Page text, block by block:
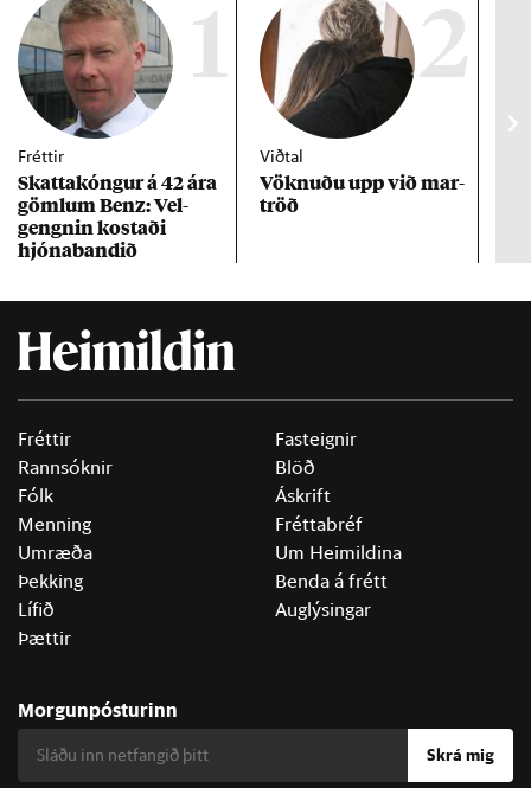
1
Fréttir
Skattakóng­ur á 42 ára
göml­um Benz: Vel­
gengn­in kostaði
hjóna­band­ið
2
Viðtal
Vökn­uðu upp við mar­
tröð
Fréttir
Rannsóknir
Fólk
Menning
Umræða
Þekking
Lífið
Þættir
Fasteignir
Blöð
Áskrift
Fréttabréf
Um Heimildina
Benda á frétt
Auglýsingar
Morgunpósturinn
Skrá mig